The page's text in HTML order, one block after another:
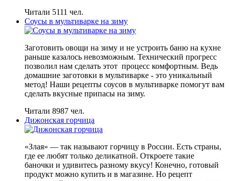
Читали 5111 чел.
Соусы в мультиварке на зиму
Заготовить овощи на зиму и не устроить баню на кухне
раньше казалось невозможным. Технический прогресс
позволил нам сделать этот процесс комфортным. Ведь
домашние заготовки в мультиварке - это уникальный
метод! Наши рецепты соусов в мультиварке помогут вам
сделать вкусные припасы на зиму.
Читали 8987 чел.
Дижонская горчица
«Злая» — так называют горчицу в России. Есть страны,
где ее любят только деликатной. Откроете такие
баночки и удивитесь разному вкусу! Конечно, готовый
продукт можно купить и в магазине. Но рецепт